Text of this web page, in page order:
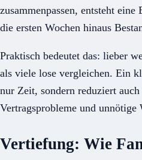
zusammenpassen, entsteht
die ersten Wochen hinaus
Praktisch bedeutet das: lieber
als viele lose vergleichen. Ein
nur Zeit, sondern reduziert
Vertragsprobleme und unnötige
Vertiefung: Wie